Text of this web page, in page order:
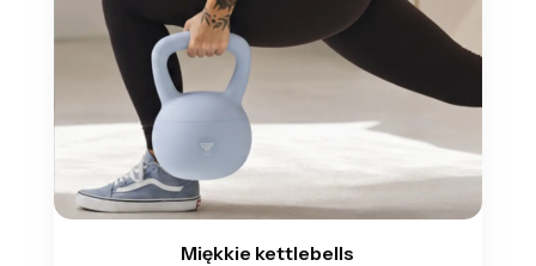
Miękkie kettlebells